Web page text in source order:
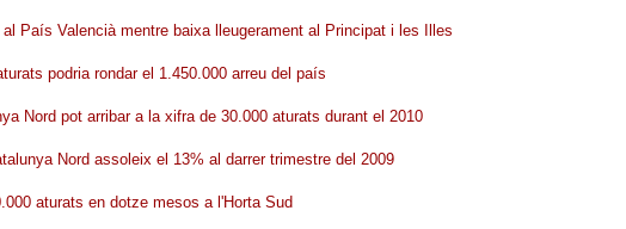
al País Valencià mentre baixa lleugerament al Principat i les Illes
podria rondar el 1.450.000 arreu del país
Nord pot arribar a la xifra de 30.000 aturats durant el 2010
Nord assoleix el 13% al darrer trimestre del 2009
aturats en dotze mesos a l'Horta Sud